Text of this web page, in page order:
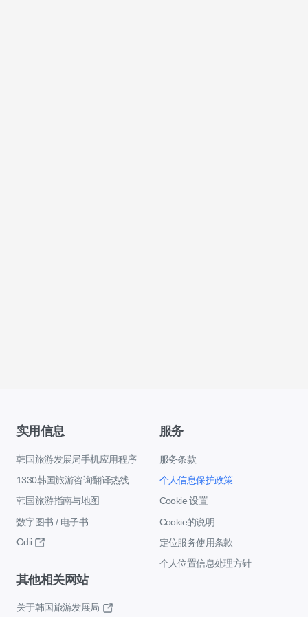
实用信息
韩国旅游发展局手机应用程序
1330韩国旅游咨询翻译热线
韩国旅游指南与地图
数字图书 / 电子书
Odii
服务
服务条款
个人信息保护政策
Cookie 设置
Cookie的说明
定位服务使用条款
个人位置信息处理方针
其他相关网站
关于韩国旅游发展局